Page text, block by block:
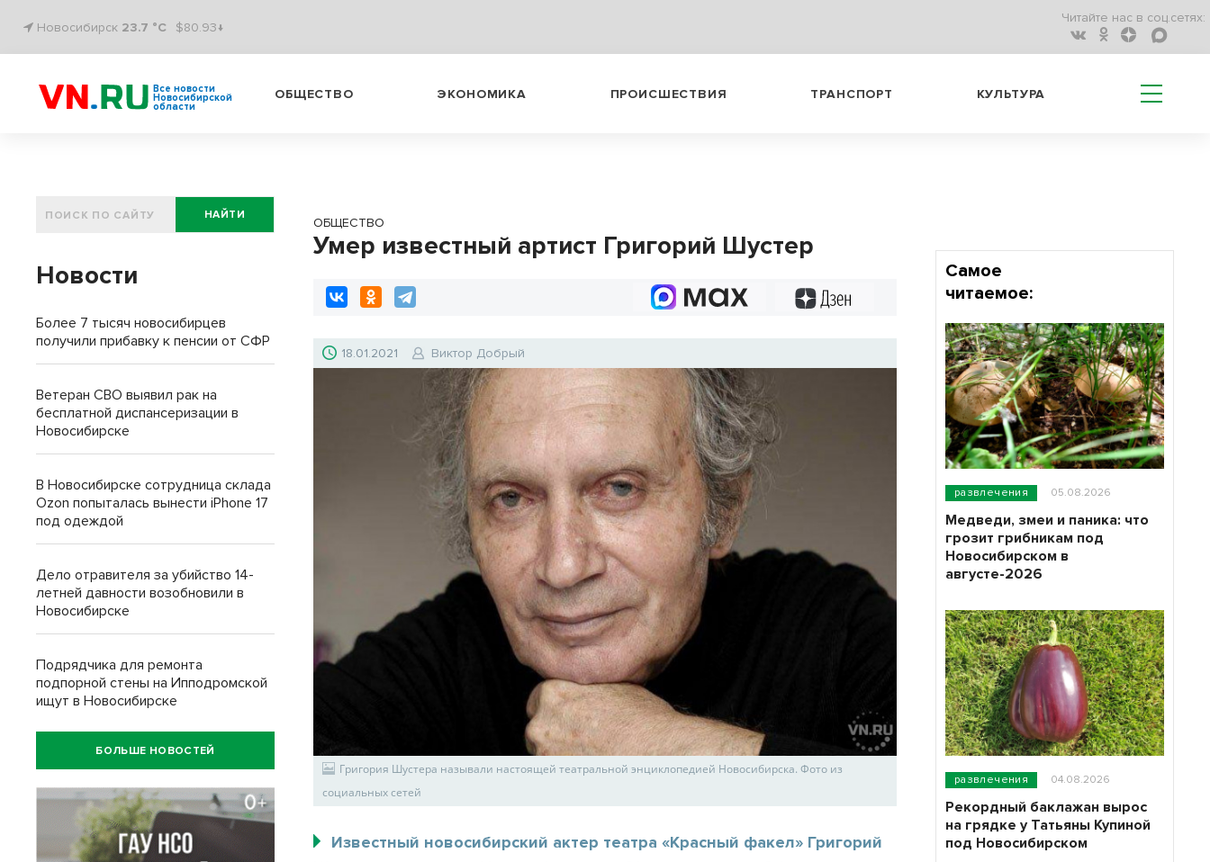
Новосибирск 23.7 °C $80.93↓
Читайте нас в соц.сетях:
Все новости
Новосибирской
области
ОБЩЕСТВО ЭКОНОМИКА ПРОИСШЕСТВИЯ ТРАНСПОРТ КУЛЬТУРА
ОБЩЕСТВО
Умер известный артист Григорий Шустер
18.01.2021 Виктор Добрый
Григория Шустера называли настоящей театральной энциклопедией Новосибирска. Фото из
социальных сетей
Известный новосибирский актер театра «Красный факел» Григорий
НАЙТИ
Новости
Более 7 тысяч новосибирцев
получили прибавку к пенсии от СФР
Ветеран СВО выявил рак на
бесплатной диспансеризации в
Новосибирске
В Новосибирске сотрудница склада
Ozon попыталась вынести iPhone 17
под одеждой
Дело отравителя за убийство 14-
летней давности возобновили в
Новосибирске
Подрядчика для ремонта
подпорной стены на Ипподромской
ищут в Новосибирске
БОЛЬШЕ НОВОСТЕЙ
Самое
читаемое:
развлечения 05.08.2026
Медведи, змеи и паника: что
грозит грибникам под
Новосибирском в
августе-2026
развлечения 04.08.2026
Рекордный баклажан вырос
на грядке у Татьяны Купиной
под Новосибирском